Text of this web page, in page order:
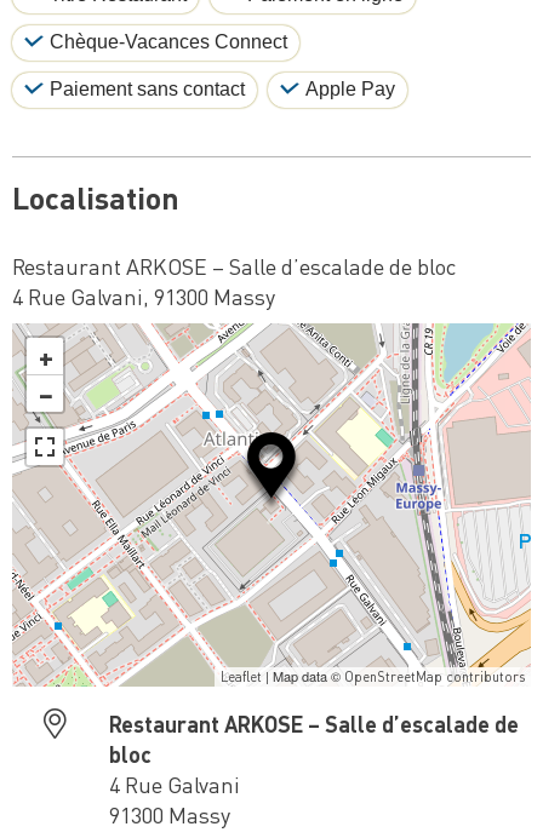
Chèque-Vacances Connect
Paiement sans contact Apple Pay
Localisation
Restaurant ARKOSE – Salle d’escalade de bloc
4 Rue Galvani, 91300 Massy
+
−
Leaflet | Map data © OpenStreetMap contributors
Restaurant ARKOSE – Salle d’escalade de
bloc
4 Rue Galvani
91300 Massy